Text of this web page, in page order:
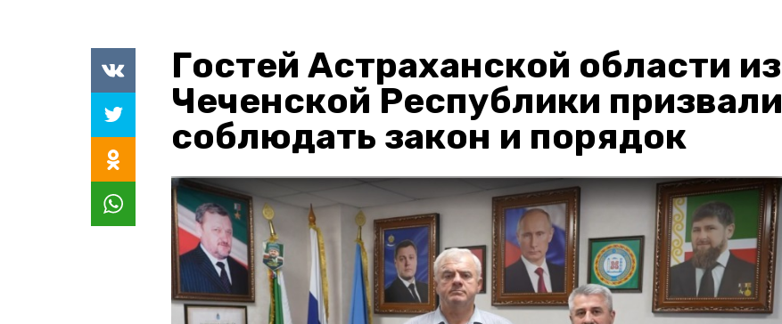
Гостей Астраханской области из
Чеченской Республики призвали
соблюдать закон и порядок